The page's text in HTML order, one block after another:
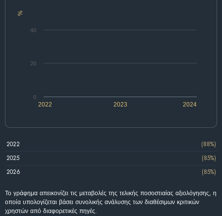
%
2022 2023 2024
0
20
40
2022
(88%)
2025
(85%)
2026
(85%)
Το γράφημα απεικονίζει τις μεταβολές της τελικής ποσοστιαίας αξιολόγησης, η
οποία υπολογίζεται βάσει συνολικής ανάλυσης των διαθέσιμων κριτικών
χρηστών από διαφορετικές πηγές.